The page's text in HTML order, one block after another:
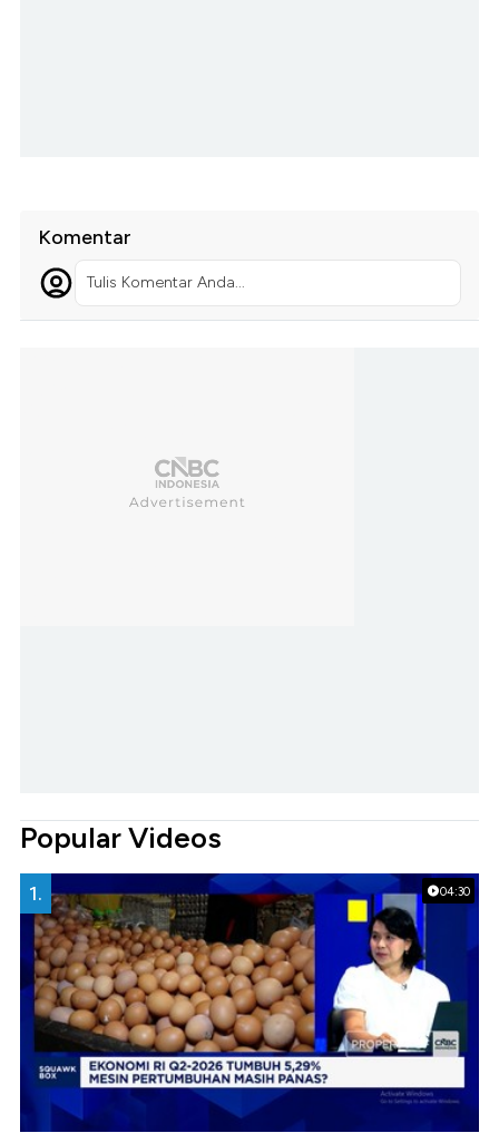
Komentar
Tulis Komentar Anda...
Popular Videos
04:30
1.